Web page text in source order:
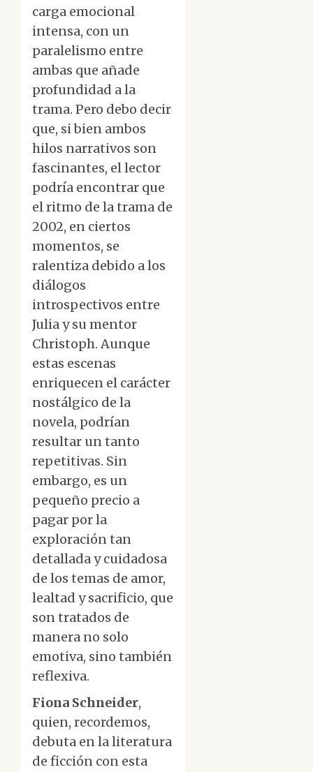
carga emocional
intensa, con un
paralelismo entre
ambas que añade
profundidad a la
trama. Pero debo decir
que, si bien ambos
hilos narrativos son
fascinantes, el lector
podría encontrar que
el ritmo de la trama de
2002, en ciertos
momentos, se
ralentiza debido a los
diálogos
introspectivos entre
Julia y su mentor
Christoph. Aunque
estas escenas
enriquecen el carácter
nostálgico de la
novela, podrían
resultar un tanto
repetitivas. Sin
embargo, es un
pequeño precio a
pagar por la
exploración tan
detallada y cuidadosa
de los temas de amor,
lealtad y sacrificio, que
son tratados de
manera no solo
emotiva, sino también
reflexiva.
Fiona Schneider,
quien, recordemos,
debuta en la literatura
de ficción con esta